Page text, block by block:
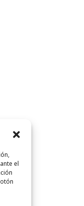
el